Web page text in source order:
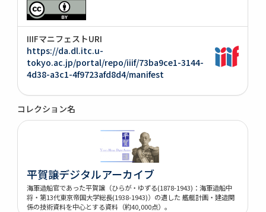
IIIFマニフェストURI
https://da.dl.itc.u-
tokyo.ac.jp/portal/repo/iiif/73ba9ce1-3144-
4d38-a3c1-4f9723afd8d4/manifest
コレクション名
平賀譲デジタルアーカイブ
海軍造船官であった平賀譲（ひらが・ゆずる(1878-1943)：海軍造船中
将・第13代東京帝国大学総長(1938-1943)）の遺した 艦艇計画・建造関
係の技術資料を中心とする資料（約40,000点）。